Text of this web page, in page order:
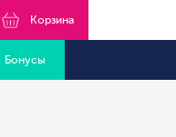
Корзина
Бонусы